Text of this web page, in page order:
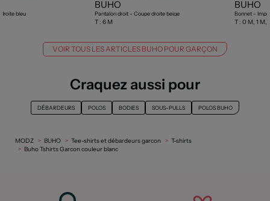
bleu
BUHO
Pantalon droit - Coupe droite beige
T : 6 M
BUHO
Bonnet -
T : 0 M, 1 M,
VOIR TOUS LES ARTICLES BUHO POUR GARÇON
Craquez aussi pour
DÉBARDEURS POLOS BODIES SOUS-PULLS POLOS BUHO
MODZ BUHO Tee-shirts et débardeurs garcon
T-shirts
Buho Tshirts Garcon couleur blanc